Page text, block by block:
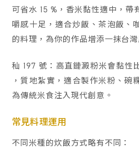
可省水 15 %，香米黏性適中，帶
嚼感十足，適合炒飯、茶泡飯、
的料理，為你的作品增添一抹台灣
秈 197 號：高直鏈澱粉米會黏性
，質地紮實，適合製作米粉、碗
為傳統米食注入現代創意。
常見料理運用
不同米種的炊飯方式略有不同：